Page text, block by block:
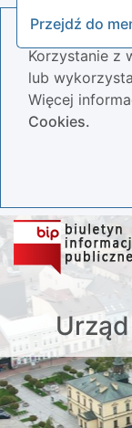
Przejdź do
Nasza strona
Korzystanie z
lub
Więcej
Cookies.